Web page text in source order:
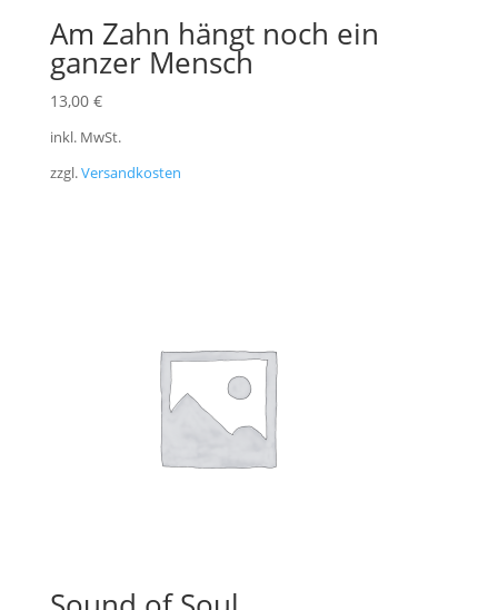
Am Zahn hängt noch ein
ganzer Mensch
13,00 €
inkl. MwSt.
zzgl.Versandkosten